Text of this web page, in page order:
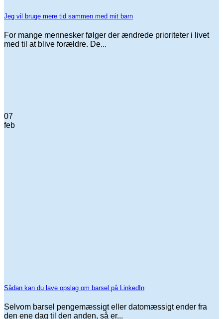
Jeg vil bruge mere tid sammen med mit barn
For mange mennesker følger der ændrede prioriteter i livet
med til at blive forældre. De...
07
feb
Sådan kan du lave opslag om barsel på LinkedIn
Selvom barsel pengemæssigt eller datomæssigt ender fra
den ene dag til den anden, så er...